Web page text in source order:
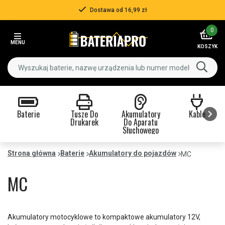
Dostawa od 16,99 zł
MENU
0
KOSZYK
Baterie Tusze Do
Drukarek
Akumulatory
Do Aparatu
Słuchowego
Kable
Strona główna Baterie Akumulatory do pojazdów MC
MC
Akumulatory motocyklowe to kompaktowe akumulatory 12V,